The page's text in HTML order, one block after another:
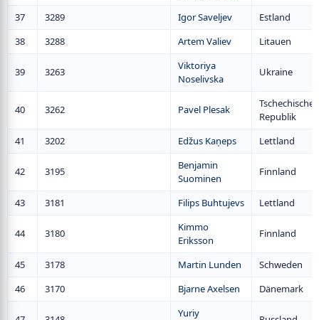
37 3289 Igor Saveljev
Estland
38
3288 Artem Valiev Litauen
39 3263
Viktoriya
Noselivska
Ukraine
40 3262 Pavel Plesak
Tschechische
Republik
41
3202 Edžus Kaņeps Lettland
42 3195
Benjamin
Suominen
Finnland
43 3181 Filips Buhtujevs Lettland
44 3180
Kimmo
Eriksson
Finnland
45 3178 Martin Lunden
Schweden
46
3170 Bjarne Axelsen Dänemark
Yuriy